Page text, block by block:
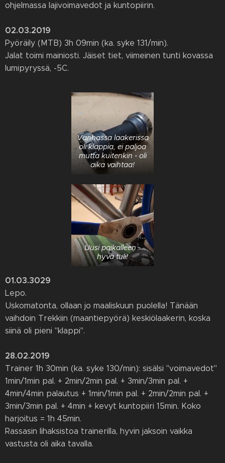
ohjelmassa lajivoimavedot ja kuntopiirin.
02.03.2019
Pyöräily (MTB) 3h 09min (ka. syke 131/min).
Jalat toimi mainiosti. Jäiset tiet, viimeinen tunti kovassa
lumipyryssä, -5C.
Vanhassa laakerissa
oli klappia, ei paljoa
mutta kuitenkin - oli
aika vaihtaa!
Uusi paikalleen -
hyvä tuli!
01.03.3029
Lepo.
Uskomatonta, ollaan jo maaliskuun puolella! Tänään
vaihdoin Trekkiin (maantiepyörä) keskiölaakerin, koska
siinä oli pieni "klappi".
28.02.2019
Trainer 1h 30min (ka. syke 130/min): sisälsi "voimavedot"
1min/1min pal. + 2min/2min pal. + 3min/3min pal. +
4min/4min palautus + 1min/1min pal. + 2min/2min pal. +
3min/3min pal. + 4min + kevyt kuntopiiri 15min. Koko
harjoitus = 1h 45min.
Rassasin lihaksistoa trainerilla, hyvin jaksoin vaikka
vastusta oli aika tavalla.